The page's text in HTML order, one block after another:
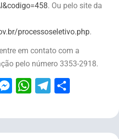
. Ou pelo site da
processoseletivo.php.
em contato com a
pelo número 3353-2918.
Messenger
WhatsApp
Telegram